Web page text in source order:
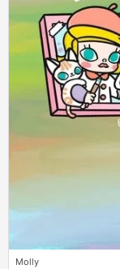
Molly